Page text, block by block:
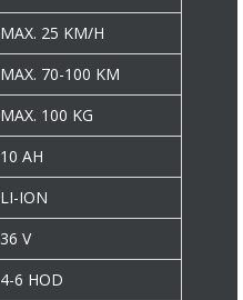
MAX. 25 KM/H
MAX. 70-100 KM
MAX. 100 KG
10 AH
LI-ION
36 V
4-6 HOD